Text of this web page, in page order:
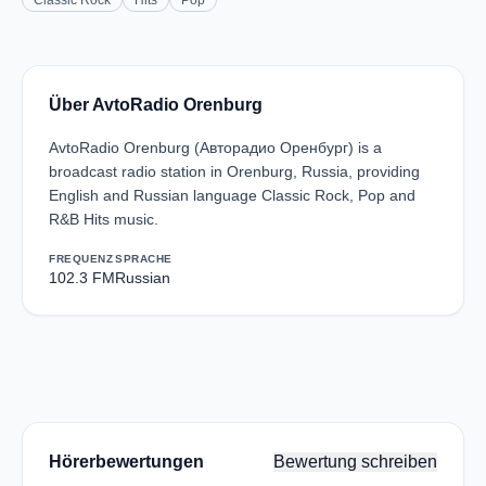
Über AvtoRadio Orenburg
AvtoRadio Orenburg (Авторадио Оренбург) is a
broadcast radio station in Orenburg, Russia, providing
English and Russian language Classic Rock, Pop and
R&B Hits music.
FREQUENZ
102.3 FM
SPRACHE
Russian
Hörerbewertungen Bewertung schreiben